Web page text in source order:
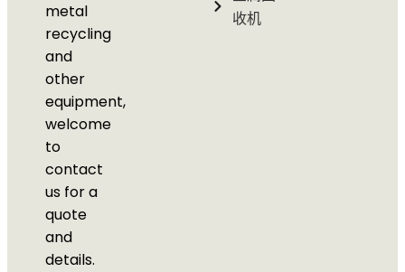
metal
recycling
and
other
equipment,
welcome
to
contact
us for a
quote
and
details.
收机